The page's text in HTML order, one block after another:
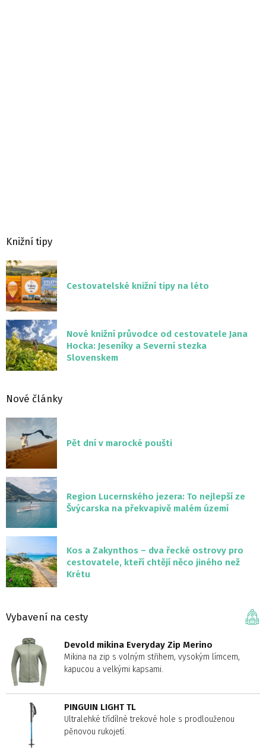
Knižní tipy
Cestovatelské knižní tipy na léto
Nové knižní průvodce od cestovatele Jana
Hocka: Jeseníky a Severní stezka
Slovenskem
Nové články
Pět dní v marocké poušti
Region Lucernského jezera: To nejlepší ze
Švýcarska na překvapivě malém území
Kos a Zakynthos – dva řecké ostrovy pro
cestovatele, kteří chtějí něco jiného než
Krétu
Vybavení na cesty
Devold mikina Everyday Zip Merino
Mikina na zip s volným střihem, vysokým límcem,
kapucou a velkými kapsami.
PINGUIN LIGHT TL
Ultralehké třídílné trekové hole s prodlouženou
pěnovou rukojetí.